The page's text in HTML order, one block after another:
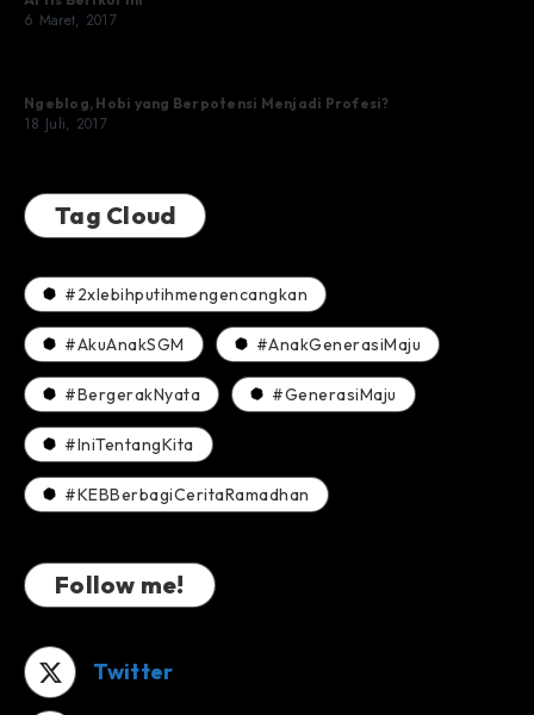
6 Maret, 2017
Ngeblog, Hobi yang Berpotensi Menjadi Profesi?
18 Juli, 2017
Tag Cloud
#2xlebihputihmengencangkan
#AkuAnakSGM #AnakGenerasiMaju
#BergerakNyata #GenerasiMaju
#IniTentangKita
#KEBBerbagiCeritaRamadhan
Follow me!
Twitter